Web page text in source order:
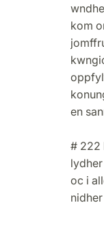
kom
en
# 222
oc i